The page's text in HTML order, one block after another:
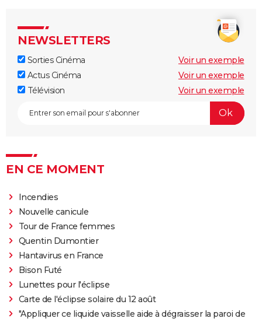
NEWSLETTERS
Sorties Cinéma
Voir un exemple
Actus Cinéma
Voir un exemple
Télévision
Voir un exemple
EN CE MOMENT
Incendies
Nouvelle canicule
Tour de France femmes
Quentin Dumontier
Hantavirus en France
Bison Futé
Lunettes pour l'éclipse
Carte de l'éclipse solaire du 12 août
"Appliquer ce liquide vaisselle aide à dégraisser la paroi de